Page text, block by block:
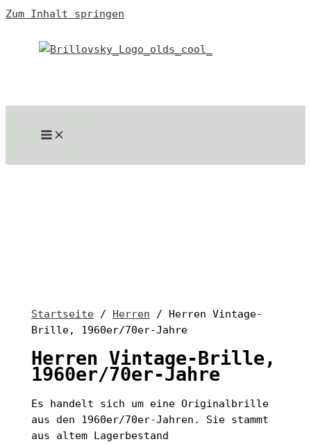
Zum Inhalt springen
Startseite / Herren / Herren Vintage-
Brille, 1960er/70er-Jahre
Herren Vintage-Brille,
1960er/70er-Jahre
Es handelt sich um eine Originalbrille
aus den 1960er/70er-Jahren. Sie stammt
aus altem Lagerbestand